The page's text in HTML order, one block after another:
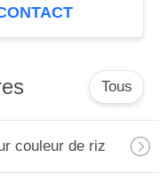
Tous
couleur de riz